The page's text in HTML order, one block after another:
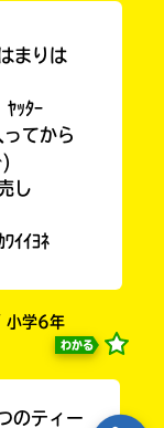
まりは
ｯﾀｰ
てから
し
ｲｲﾖﾈ
小学6年
わかる
のティー